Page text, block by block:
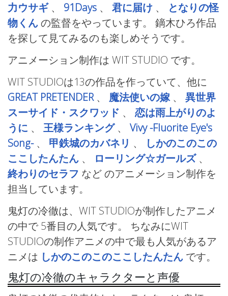
力ウサギ、 91Days 、 君に届け 、
となりの怪
物くんの監督をやっています。 鏑木ひろ作品
を探して見てみるのも楽しめそうです。
アニメーション制作は WIT STUDIO です。
WIT STUDIOは13の作品を作っていて、他に
GREAT PRETENDER、 魔法使いの嫁、 異世界
スーサイド・スクワッド 、 恋は雨上がりのよ
うに 、 王様ランキング、 Vivy -Fluorite Eye's
Song-、 甲鉄城のカバネリ 、
しかのこのこの
ここしたんたん 、 ローリング☆ガールズ、
終わりのセラフ などのアニメーション制作を
担当しています。
鬼灯の冷徹は、WIT STUDIOが制作したアニメ
の中で 5番目の人気です。 ちなみにWIT
STUDIOの制作アニメの中で最も人気があるア
ニメは しかのこのこのここしたんたん です。
鬼灯の冷徹のキャラクターと声優